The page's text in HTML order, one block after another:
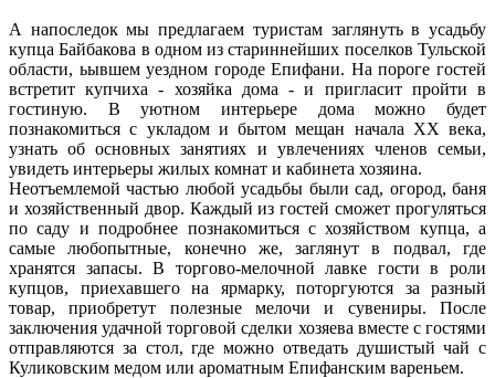
А напоследок мы предлагаем туристам заглянуть в усадьбу
купца Байбакова в одном из стариннейших поселков Тульской
области, ьывшем уездном городе Епифани. На пороге гостей
встретит купчиха - хозяйка дома - и пригласит пройти в
гостиную. В уютном интерьере дома можно будет
познакомиться с укладом и бытом мещан начала XX века,
узнать об основных занятиях и увлечениях членов семьи,
увидеть интерьеры жилых комнат и кабинета хозяина.
Неотъемлемой частью любой усадьбы были сад, огород, баня
и хозяйственный двор. Каждый из гостей сможет прогуляться
по саду и подробнее познакомиться с хозяйством купца, а
самые любопытные, конечно же, заглянут в подвал, где
хранятся запасы. В торгово-мелочной лавке гости в роли
купцов, приехавшего на ярмарку, поторгуются за разный
товар, приобретут полезные мелочи и сувениры. После
заключения удачной торговой сделки хозяева вместе с гостями
отправляются за стол, где можно отведать душистый чай с
Куликовским медом или ароматным Епифанским вареньем.